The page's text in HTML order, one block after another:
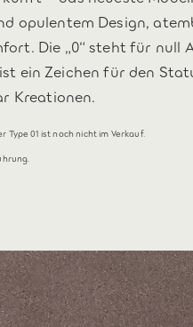
opulentem Design,
Die „0“ steht für null
ein Zeichen für den
Kreationen.
01 ist noch nicht im Verkauf.